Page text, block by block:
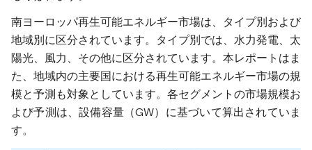
南ヨーロッパ再生可能エネルギー市場は、タイプ別および
地域別に区分されています。タイプ別では、水力発電、太
陽光、風力、その他に区分されています。本レポートはま
た、地域内の主要国における再生可能エネルギー市場の規
模と予測も対象としています。各セグメントの市場規模お
よび予測は、設備容量（GW）に基づいて算出されていま
す。